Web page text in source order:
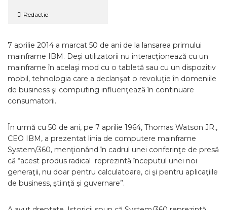
Redactie
7 aprilie 2014 a marcat 50 de ani de la lansarea primului
mainframe IBM. Deşi utilizatorii nu interacţionează cu un
mainframe în acelaşi mod cu o tabletă sau cu un dispozitiv
mobil, tehnologia care a declanşat o revoluţie în domeniile
de business şi computing influenţează în continuare
consumatorii.
În urmă cu 50 de ani, pe 7 aprilie 1964, Thomas Watson JR.,
CEO IBM, a prezentat linia de computere mainframe
System/360, menţionând în cadrul unei conferinţe de presă
că “acest produs radical reprezintă începutul unei noi
generaţii, nu doar pentru calculatoare, ci şi pentru aplicaţiile
de business, ştiinţă şi guvernare”.